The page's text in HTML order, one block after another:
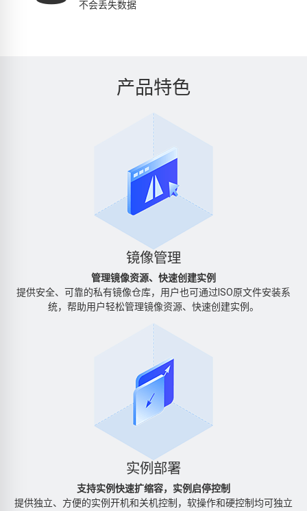
不会丢失数据
产品特色
镜像管理
管理镜像资源、快速创建实例
提供安全、可靠的私有镜像仓库，用户也可通过ISO原文件安装系
统，帮助用户轻松管理镜像资源、快速创建实例。
实例部署
支持实例快速扩缩容，实例启停控制
提供独立、方便的实例开机和关机控制，软操作和硬控制均可独立